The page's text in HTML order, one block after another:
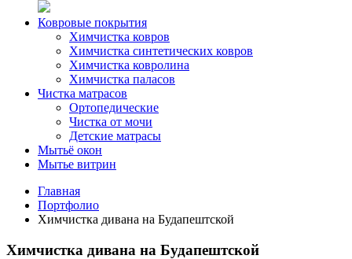
Ковровые покрытия
Химчистка ковров
Химчистка синтетических ковров
Химчистка ковролина
Химчистка паласов
Чистка матрасов
Ортопедические
Чистка от мочи
Детские матрасы
Мытьё окон
Мытье витрин
Главная
Портфолио
Химчистка дивана на Будапештской
Химчистка дивана на Будапештской